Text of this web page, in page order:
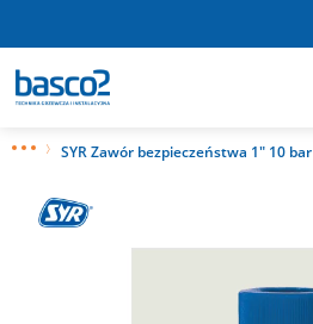
SYR Zawór bezpieczeństwa 1" 10 bar